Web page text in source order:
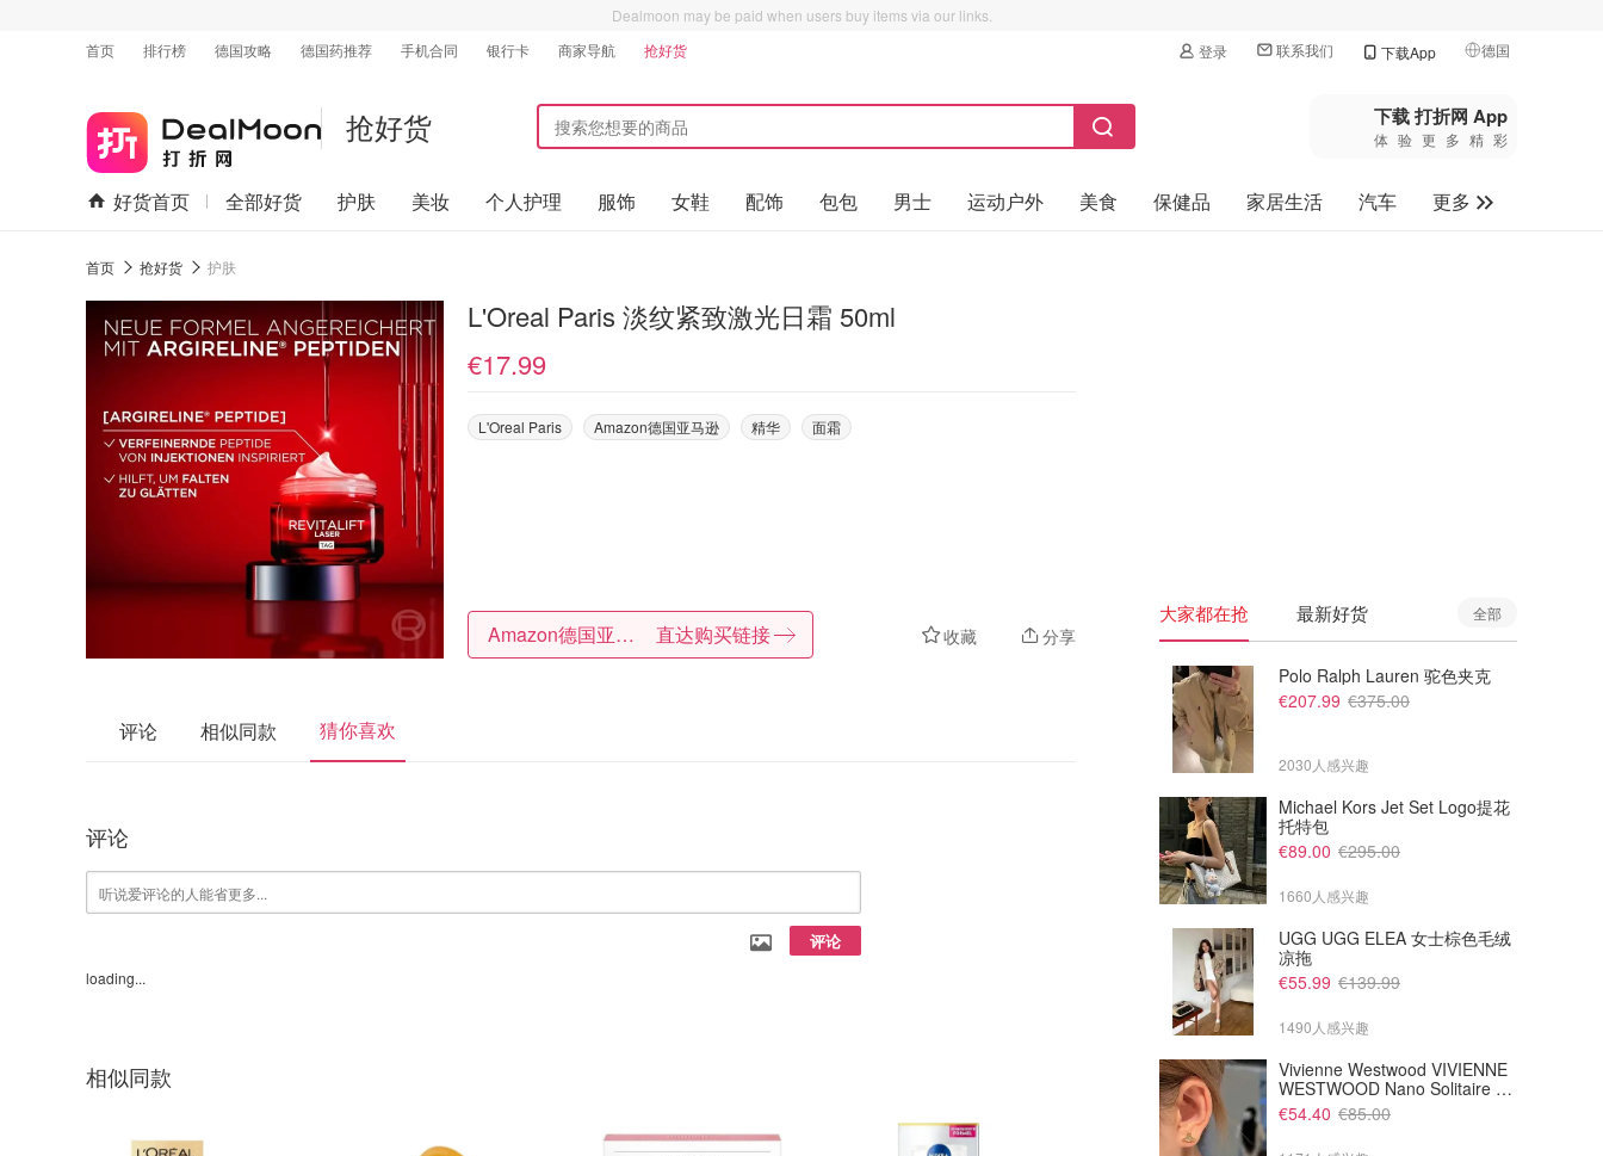
Dealmoon may be paid when users buy items via our links.
首页
排行榜 德国攻略 德国药推荐 手机合同 银行卡 商家导航 抢好货 登录 联系我们 下载App 德国
🇺🇸美国
🇨🇳中国
🇨🇦加拿大
抢好货 下载 打折网 App
体验更多精彩
好货首页 全部好货 护肤 美妆 个人护理 服饰 女鞋 配饰 包包 男士 运动户外 美食 保健品 家居生活 汽车
更多
首页 抢好货 护肤
L'Oreal Paris 淡纹紧致激光日霜 50ml
€17.99
L'Oreal Paris Amazon德国亚马逊 精华 面霜
收藏 分享
Amazon德国亚马逊 直达购买链接
评论 相似同款 猜你喜欢
评论
评论
loading...
相似同款
大家都在抢 最新好货 全部
Polo Ralph Lauren 驼色夹克
€207.99 €375.00
2030人感兴趣
Michael Kors Jet Set Logo提花
托特包
€89.00 €295.00
1660人感兴趣
UGG UGG ELEA 女士棕色毛绒
凉拖
€55.99 €139.99
1490人感兴趣
Vivienne Westwood VIVIENNE
WESTWOOD Nano Solitaire 耳
环
€54.40 €85.00